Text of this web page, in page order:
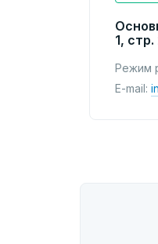
1, стр.
Режим
E-mail: